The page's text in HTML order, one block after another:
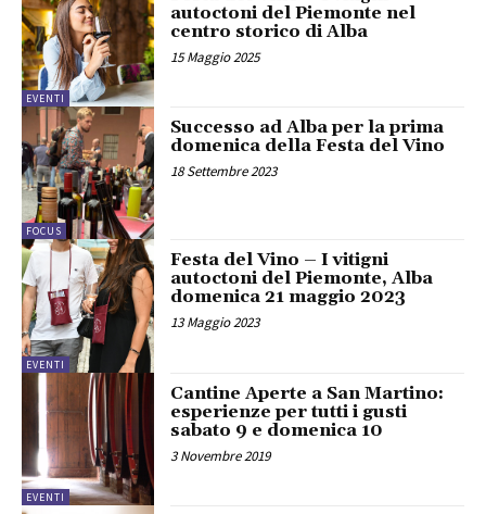
EVENTI
autoctoni del Piemonte nel
centro storico di Alba
15 Maggio 2025
FOCUS
Successo ad Alba per la prima
domenica della Festa del Vino
18 Settembre 2023
EVENTI
Festa del Vino – I vitigni
autoctoni del Piemonte, Alba
domenica 21 maggio 2023
13 Maggio 2023
EVENTI
Cantine Aperte a San Martino:
esperienze per tutti i gusti
sabato 9 e domenica 10
3 Novembre 2019